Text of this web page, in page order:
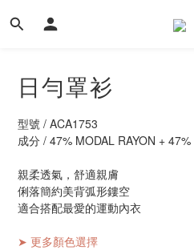
日勻罩衫
型號 / ACA1753
成分 / 47% MODAL RAYON +
親柔透氣，舒適親膚
俐落簡約美背弧形鏤空
適合搭配最愛的運動內衣
➤ 更多顏色選擇